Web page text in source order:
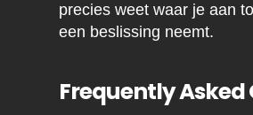
precies weet waar je aan
een beslissing neemt.
Frequently Asked